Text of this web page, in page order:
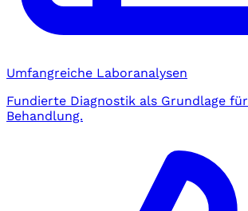
Umfangreiche Laboranalysen
Fundierte Diagnostik als Grundlage
Behandlung.